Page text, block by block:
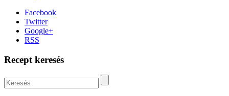
Facebook
Twitter
Google+
RSS
Recept keresés